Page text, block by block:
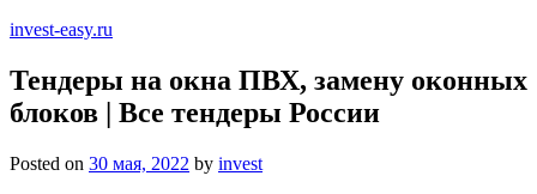
invest-easy.ru
Тендеры на окна ПВХ, замену оконных
блоков | Все тендеры России
Posted on 30 мая, 2022 by invest